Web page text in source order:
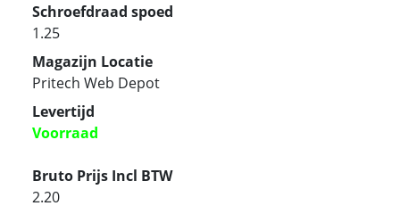
Schroefdraad spoed
1.25
Magazijn Locatie
Pritech Web Depot
Levertijd
Voorraad
Bruto Prijs Incl BTW
2.20